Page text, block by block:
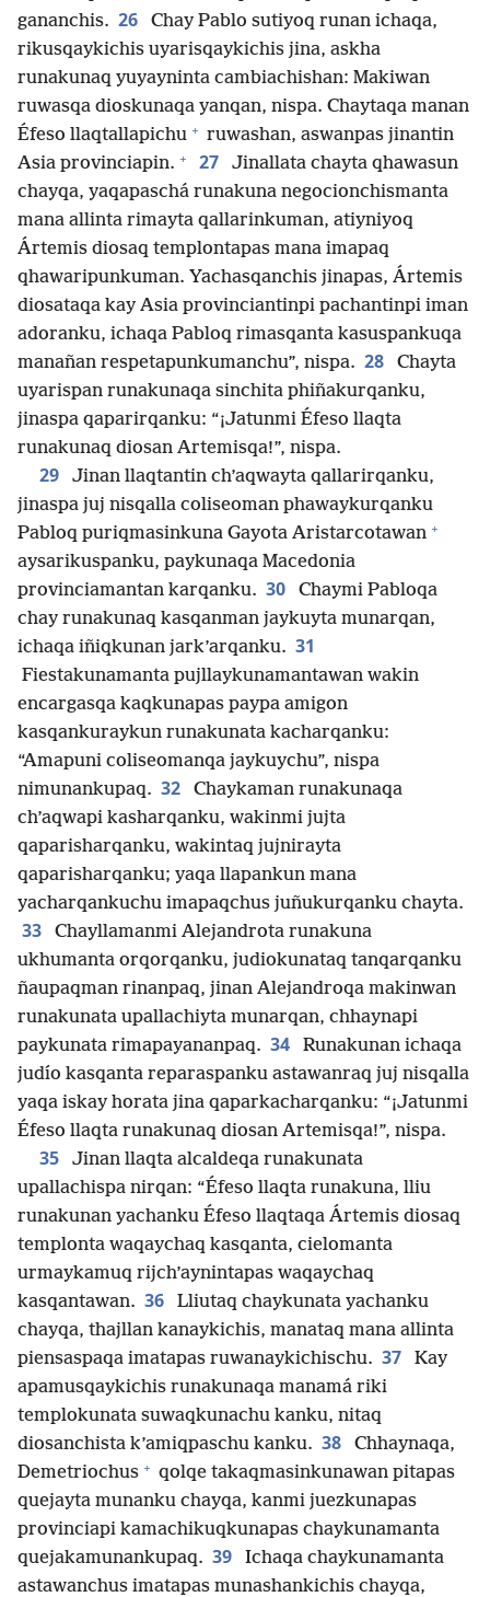
gananchis. 26
Chay Pablo sutiyoq runan ichaqa,
rikusqaykichis uyarisqaykichis jina, askha
runakunaq yuyayninta cambiachishan: Makiwan
ruwasqa dioskunaqa yanqan, nispa. Chaytaqa manan
Éfeso llaqtallapichu + ruwashan, aswanpas jinantin
Asia provinciapin. + 27
Jinallata chayta qhawasun
chayqa, yaqapaschá runakuna negocionchismanta
mana allinta rimayta qallarinkuman, atiyniyoq
Ártemis diosaq templontapas mana imapaq
qhawaripunkuman. Yachasqanchis jinapas, Ártemis
diosataqa kay Asia provinciantinpi pachantinpi iman
adoranku, ichaqa Pabloq rimasqanta kasuspankuqa
manañan respetapunkumanchu”, nispa. 28
Chayta
uyarispan runakunaqa sinchita phiñakurqanku,
jinaspa qaparirqanku: “¡Jatunmi Éfeso llaqta
runakunaq diosan Artemisqa!”, nispa.
29
Jinan llaqtantin ch’aqwayta qallarirqanku,
jinaspa juj nisqalla coliseoman phawaykurqanku
Pabloq puriqmasinkuna Gayota Aristarcotawan +
aysarikuspanku, paykunaqa Macedonia
provinciamantan karqanku. 30
Chaymi Pabloqa
chay runakunaq kasqanman jaykuyta munarqan,
ichaqa iñiqkunan jark’arqanku. 31
Fiestakunamanta pujllaykunamantawan wakin
encargasqa kaqkunapas paypa amigon
kasqankuraykun runakunata kacharqanku:
“Amapuni coliseomanqa jaykuychu”, nispa
nimunankupaq. 32
Chaykaman runakunaqa
ch’aqwapi kasharqanku, wakinmi jujta
qaparisharqanku, wakintaq jujnirayta
qaparisharqanku; yaqa llapankun mana
yacharqankuchu imapaqchus juñukurqanku chayta.
33
Chayllamanmi Alejandrota runakuna
ukhumanta orqorqanku, judiokunataq tanqarqanku
ñaupaqman rinanpaq, jinan Alejandroqa makinwan
runakunata upallachiyta munarqan, chhaynapi
paykunata rimapayananpaq. 34
Runakunan ichaqa
judío kasqanta reparaspanku astawanraq juj nisqalla
yaqa iskay horata jina qaparkacharqanku: “¡Jatunmi
Éfeso llaqta runakunaq diosan Artemisqa!”, nispa.
35
Jinan llaqta alcaldeqa runakunata
upallachispa nirqan: “Éfeso llaqta runakuna, lliu
runakunan yachanku Éfeso llaqtaqa Ártemis diosaq
templonta waqaychaq kasqanta, cielomanta
urmaykamuq rijch’aynintapas waqaychaq
kasqantawan. 36
Lliutaq chaykunata yachanku
chayqa, thajllan kanaykichis, manataq mana allinta
piensaspaqa imatapas ruwanaykichischu. 37
Kay
apamusqaykichis runakunaqa manamá riki
templokunata suwaqkunachu kanku, nitaq
diosanchista k’amiqpaschu kanku. 38
Chhaynaqa,
Demetriochus + qolqe takaqmasinkunawan pitapas
quejayta munanku chayqa, kanmi juezkunapas
provinciapi kamachikuqkunapas chaykunamanta
quejakamunankupaq. 39
Ichaqa chaykunamanta
astawanchus imatapas munashankichis chayqa,